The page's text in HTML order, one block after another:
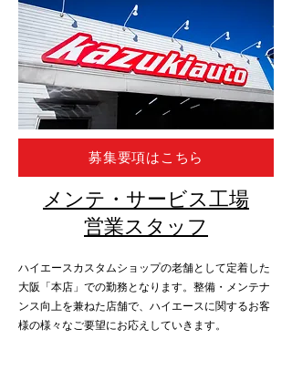
募集要項はこちら
メンテ・サービス工場
営業スタッフ
ハイエースカスタムショップの老舗として定着した
大阪「本店」での勤務となります。整備・メンテナ
ンス向上を兼ねた店舗で、ハイエースに関するお客
様の様々なご要望にお応えしていきます。